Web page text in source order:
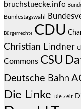
bruchstuecke.info
Bundestagswahl
Bürgerrechte CDU
Christian Lindner
Commons CSU
Deutsche Bahn
Die Linke Die Zeit